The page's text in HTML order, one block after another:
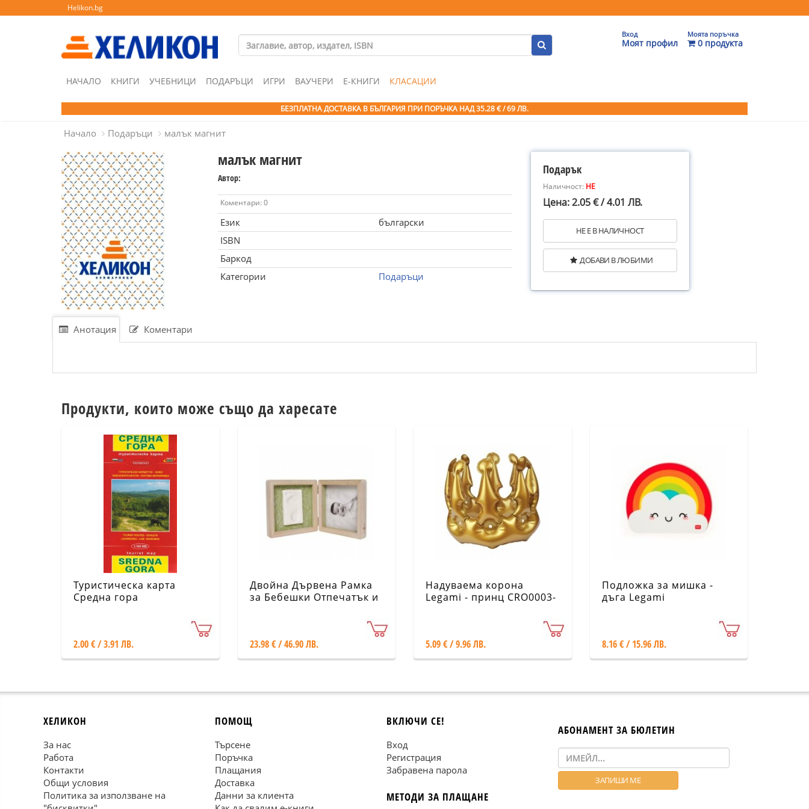
Helikon.bg
Вход
Моят профил
Моята поръчка
0 продукта
НАЧАЛО КНИГИ УЧЕБНИЦИ ПОДАРЪЦИ ИГРИ ВАУЧЕРИ Е-КНИГИ КЛАСАЦИИ
БЕЗПЛАТНА ДОСТАВКА В БЪЛГАРИЯ ПРИ ПОРЪЧКА НАД 35.28 € / 69 ЛВ.
Начало Подаръци малък магнит
малък магнит
Автор:
Коментари: 0
Език
български
ISBN
Баркод
Категории
Подаръци
Подарък
Наличност: НЕ
Цена: 2.05 € / 4.01 ЛВ.
НЕ Е В НАЛИЧНОСТ
ДОБАВИ В ЛЮБИМИ
Анотация Коментари
Продукти, които може също да харесате
Туристическа карта
Средна гора
2.00 € / 3.91 ЛВ.
Двойна Дървена Рамка
за Бебешки Отпечатък и
23.98 € / 46.90 ЛВ.
Надуваема корона
Legami - принц CRO0003-
5.09 € / 9.96 ЛВ.
Подложка за мишка -
дъга Legami
8.16 € / 15.96 ЛВ.
ХЕЛИКОН
За нас
Работа
Контакти
Общи условия
Политика за използване на
ПОМОЩ
Търсене
Поръчка
Плащания
Доставка
Данни за клиента
ВКЛЮЧИ СЕ!
Вход
Регистрация
Забравена парола
МЕТОДИ ЗА ПЛАЩАНЕ
АБОНАМЕНТ ЗА БЮЛЕТИН